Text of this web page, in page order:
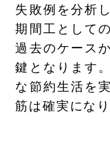
失敗例を分析
期間工として
過去のケース
鍵となります
な節約生活を
筋は確実になり